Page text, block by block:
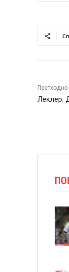
Претходно
Леклер: